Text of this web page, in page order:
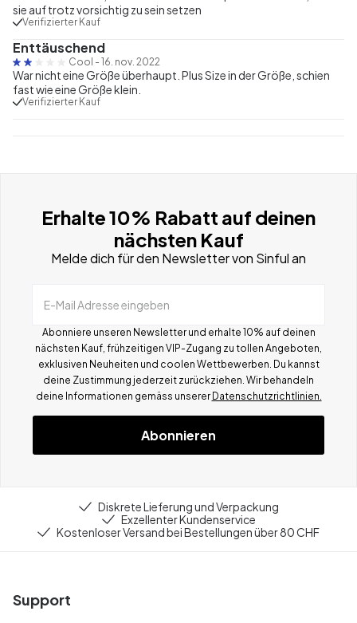
sie auf trotz vorsichtig zu sein setzen
Verifizierter Kauf
Enttäuschend
Cool - 16. nov. 2022
War nicht eine Größe überhaupt. Plus Size in der Größe, schien
fast wie eine Größe klein.
Verifizierter Kauf
Erhalte 10% Rabatt auf deinen
nächsten Kauf
Melde dich für den Newsletter von Sinful an
E-Mail Adresse eingeben
Abonniere unseren Newsletter und erhalte 10% auf deinen
nächsten Kauf, frühzeitigen VIP-Zugang zu tollen Angeboten,
exklusiven Neuheiten und coolen Wettbewerben. Du kannst
deine Zustimmung jederzeit zurückziehen. Wir behandeln
deine Informationen gemäss unserer Datenschutzrichtlinien.
Abonnieren
Diskrete Lieferung und Verpackung
Exzellenter Kundenservice
Kostenloser Versand bei Bestellungen über 80 CHF
Support